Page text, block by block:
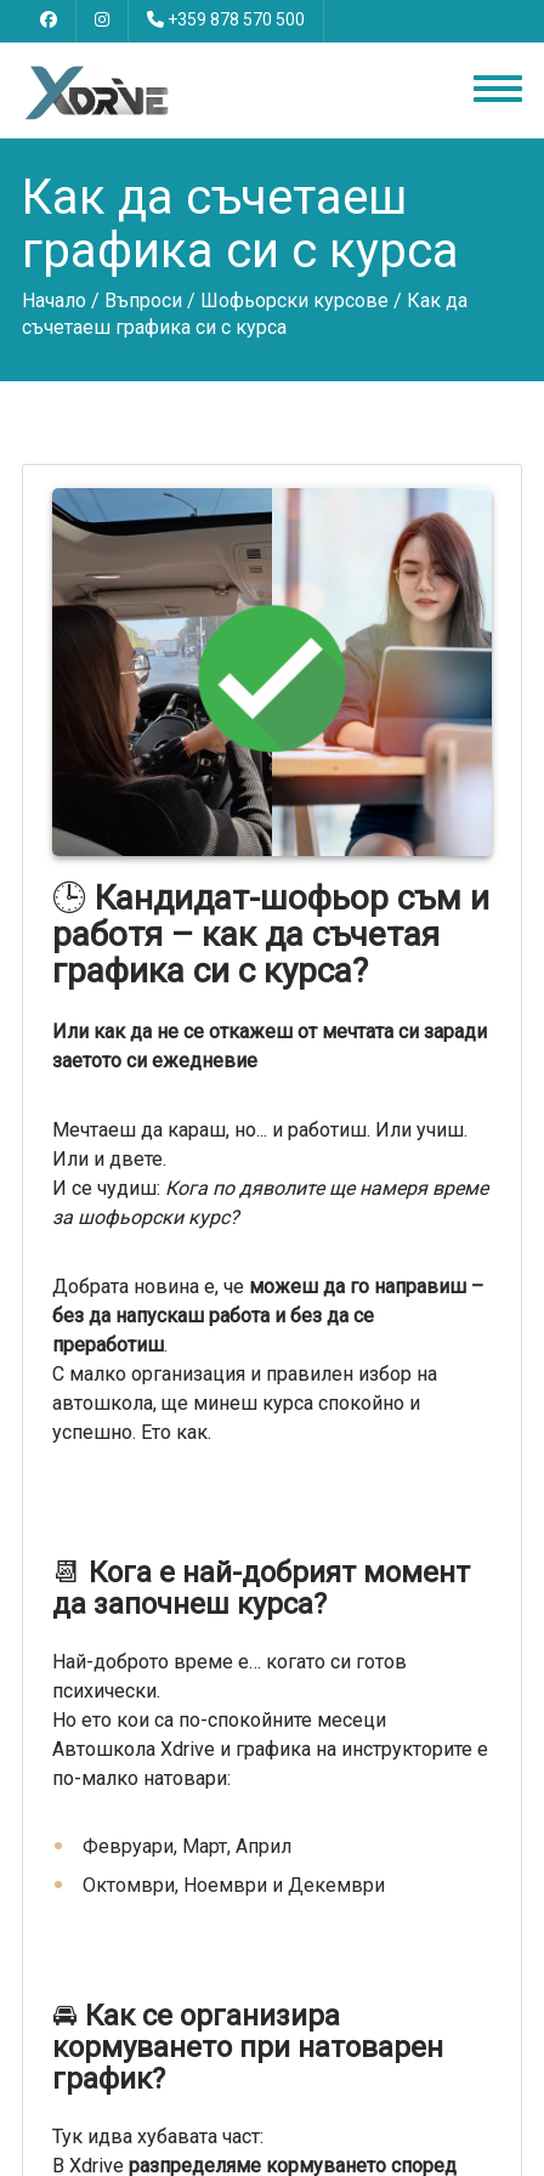
+359 878 570 500
Как да съчетаеш
графика си с курса
Начало/ Въпроси/ Шофьорски курсове/ Как да
съчетаеш графика си с курса
🕒 Кандидат-шофьор съм и
работя – как да съчетая
графика си с курса?
Или как да не се откажеш от мечтата си заради
заетото си ежедневие
Мечтаеш да караш, но... и работиш. Или учиш.
Или и двете.
И се чудиш: Кога по дяволите ще намеря време
за шофьорски курс?
Добрата новина е, че можеш да го направиш –
без да напускаш работа и без да се
преработиш.
С малко организация и правилен избор на
автошкола, ще минеш курса спокойно и
успешно. Ето как.
📆
Кога е най-добрият момент
да започнеш курса?
Най-доброто време е… когато си готов
психически.
Но ето кои са по-спокойните месеци
Автошкола Xdrive и графика на инструкторите е
по-малко натовари:
Февруари, Март, Април
Октомври, Ноември и Декември
🚘 Как се организира
кормуването при натоварен
график?
Тук идва хубавата част:
В Xdrive разпределяме кормуването според